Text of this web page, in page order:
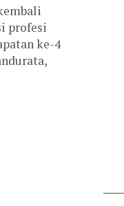
profesi
ke-4